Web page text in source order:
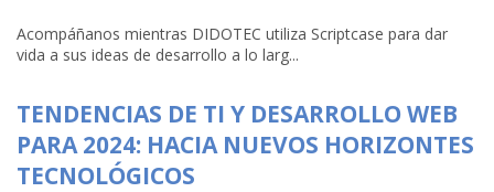
Acompáñanos mientras DIDOTEC utiliza Scriptcase para dar
vida a sus ideas de desarrollo a lo larg...
TENDENCIAS DE TI Y DESARROLLO WEB
PARA 2024: HACIA NUEVOS HORIZONTES
TECNOLÓGICOS